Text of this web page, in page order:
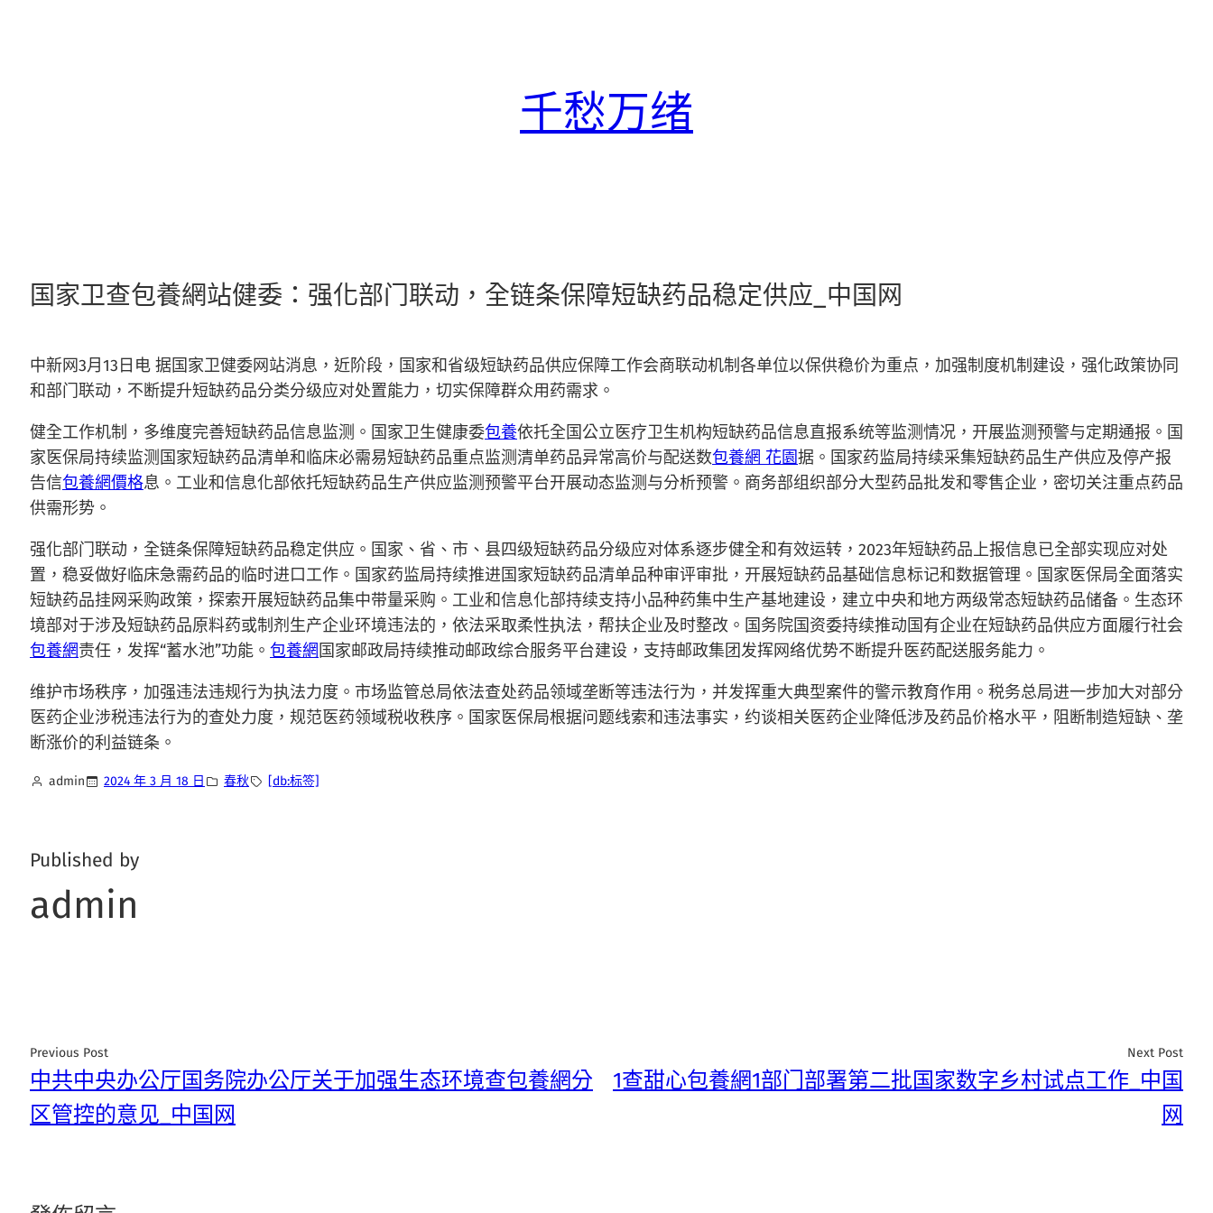
千愁万绪
国家卫查包養網站健委：强化部门联动，全链条保障短缺药品稳定供应_中国网
中新网3月13日电 据国家卫健委网站消息，近阶段，国家和省级短缺药品供应保障工作会商联动机制各单位以保供稳价为重点，加强制度机制建设，强化政策协同
和部门联动，不断提升短缺药品分类分级应对处置能力，切实保障群众用药需求。
健全工作机制，多维度完善短缺药品信息监测。国家卫生健康委包養依托全国公立医疗卫生机构短缺药品信息直报系统等监测情况，开展监测预警与定期通报。国
家医保局持续监测国家短缺药品清单和临床必需易短缺药品重点监测清单药品异常高价与配送数包養網 花園据。国家药监局持续采集短缺药品生产供应及停产报
告信包養網價格息。工业和信息化部依托短缺药品生产供应监测预警平台开展动态监测与分析预警。商务部组织部分大型药品批发和零售企业，密切关注重点药品
供需形势。
强化部门联动，全链条保障短缺药品稳定供应。国家、省、市、县四级短缺药品分级应对体系逐步健全和有效运转，2023年短缺药品上报信息已全部实现应对处
置，稳妥做好临床急需药品的临时进口工作。国家药监局持续推进国家短缺药品清单品种审评审批，开展短缺药品基础信息标记和数据管理。国家医保局全面落实
短缺药品挂网采购政策，探索开展短缺药品集中带量采购。工业和信息化部持续支持小品种药集中生产基地建设，建立中央和地方两级常态短缺药品储备。生态环
境部对于涉及短缺药品原料药或制剂生产企业环境违法的，依法采取柔性执法，帮扶企业及时整改。国务院国资委持续推动国有企业在短缺药品供应方面履行社会
包養網责任，发挥“蓄水池”功能。 包養網 国家邮政局持续推动邮政综合服务平台建设，支持邮政集团发挥网络优势不断提升医药配送服务能力。
维护市场秩序，加强违法违规行为执法力度。市场监管总局依法查处药品领域垄断等违法行为，并发挥重大典型案件的警示教育作用。税务总局进一步加大对部分
医药企业涉税违法行为的查处力度，规范医药领域税收秩序。国家医保局根据问题线索和违法事实，约谈相关医药企业降低涉及药品价格水平，阻断制造短缺、垄
断涨价的利益链条。
admin 2024 年 3 月 18 日 春秋 [db:标签]
Published by
admin
Previous Post
中共中央办公厅国务院办公厅关于加强生态环境查包養網分
区管控的意见_中国网
Next Post
1查甜心包養網1部门部署第二批国家数字乡村试点工作_中国
网